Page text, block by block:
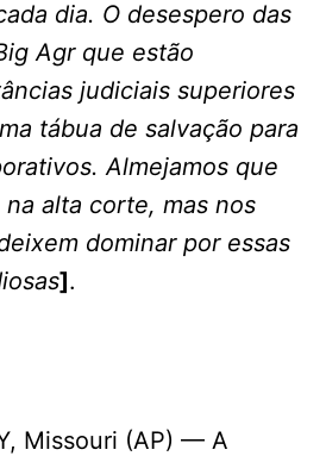
dia. O desespero das
Agr que estão
judiciais superiores
tábua de salvação para
Almejamos que
alta corte, mas nos
dominar por essas
].
Missouri (AP) — A